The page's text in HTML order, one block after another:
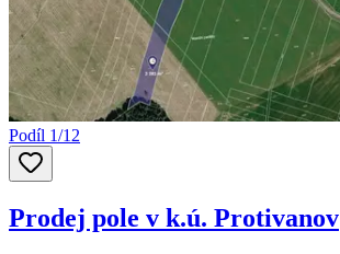
Podíl 1/12
Prodej pole v k.ú. Protivanov